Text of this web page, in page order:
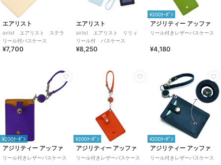
エアリスト
airlist エアリスト ステラ
リール付パスケース
¥7,700
エアリスト
airlist エアリスト リリィ
リール付 パスケース
¥8,250
¥200ｸｰﾎﾟﾝ
アジリティー アッファ
リール付きレザーパスケース
¥4,180
¥200ｸｰﾎﾟﾝ
アジリティー アッファ
リール付きレザーパスケース
¥200ｸｰﾎﾟﾝ
アジリティー アッファ
リール付きレザーパスケース
¥200ｸｰﾎﾟﾝ
アジリティー アッファ
リール付きレザーパスケース